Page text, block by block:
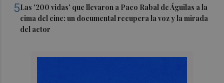
5Las '200 vidas' que llevaron a Paco Rabal de Águilas a la
cima del cine: un documental recupera la voz y la mirada
del actor